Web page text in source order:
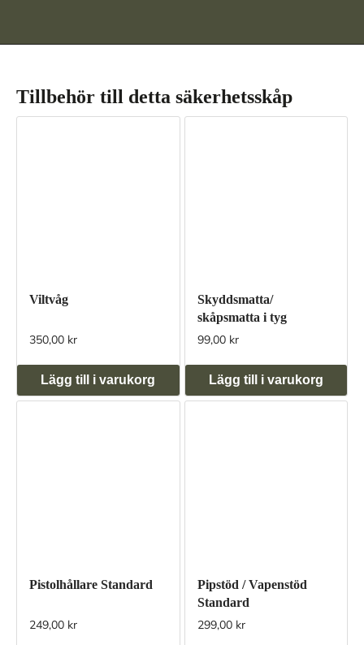
Tillbehör till detta säkerhetsskåp
Viltvåg
350,00 kr
Lägg till i varukorg
Skyddsmatta/
skåpsmatta i tyg
99,00 kr
Lägg till i varukorg
Pistolhållare Standard
249,00 kr
Pipstöd / Vapenstöd
Standard
299,00 kr